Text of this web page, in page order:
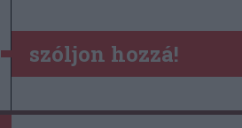
szóljon hozzá!